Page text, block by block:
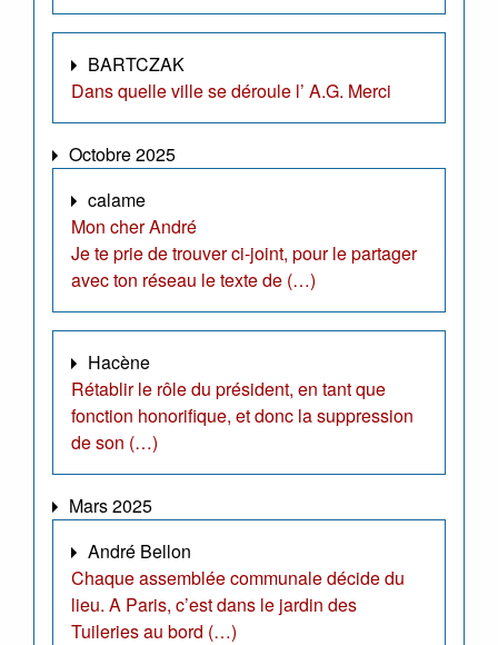
BARTCZAK
Dans quelle ville se déroule l’ A.G. Merci
Octobre 2025
calame
Mon cher André
Je te prie de trouver ci-joint, pour le partager
avec ton réseau le texte de (…)
Hacène
Rétablir le rôle du président, en tant que
fonction honorifique, et donc la suppression
de son (…)
Mars 2025
André Bellon
Chaque assemblée communale décide du
lieu. A Paris, c’est dans le jardin des
Tuileries au bord (…)